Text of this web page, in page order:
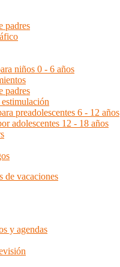
padres
niños 0 - 6 años
padres
estimulación
preadolescentes 6 - 12 años
adolescentes 12 - 18 años
de vacaciones
y agendas